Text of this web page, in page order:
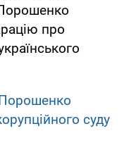
про
суду